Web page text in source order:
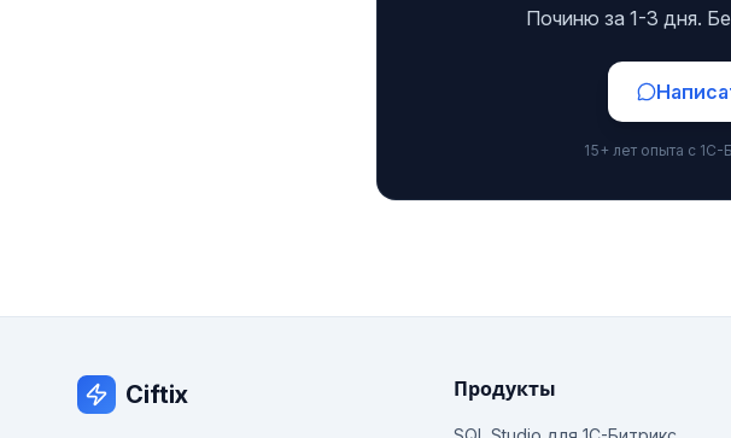
Починю за 1-3 дня.
15+ лет опыта с 1С-
Ciftix Продукты